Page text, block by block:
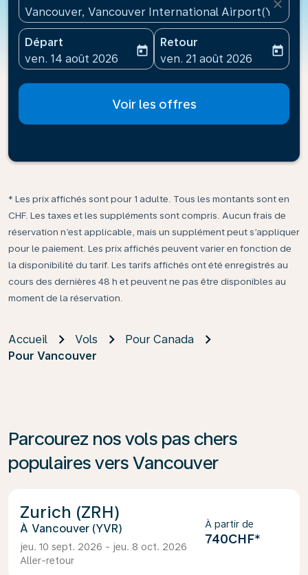
Vancouver, Vancouver International Airport(YVR),
close
Départ
fc-booking-departure-date-aria-label
ven. 14 août 2026
today
Retour
fc-booking-return-date-
ven. 21 août 2026
today
Voir les offres
* Les prix affichés sont pour 1 adulte. Tous les montants sont en
CHF. Les taxes et les suppléments sont compris. Aucun frais de
réservation n’est applicable, mais un supplément peut s’appliquer
pour le paiement. Les prix affichés peuvent varier en fonction de
la disponibilité du tarif. Les tarifs affichés ont été enregistrés au
cours des dernières 48 h et peuvent ne pas être disponibles au
moment de la réservation.
Accueil Vols
Pour Canada
Pour Vancouver
Parcourez nos vols pas chers
populaires vers Vancouver
Zurich (ZRH)
Vancouver (YVR)
jeu. 10 sept. 2026 - jeu. 8 oct. 2026
Aller-retour
À partir de
740CHF*